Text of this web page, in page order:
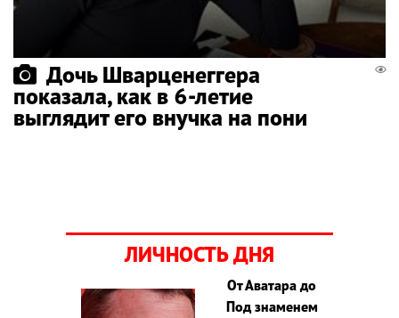
Дочь Шварценеггера
показала, как в 6-летие
выглядит его внучка на пони
ЛИЧНОСТЬ ДНЯ
От Аватара до
Под знаменем